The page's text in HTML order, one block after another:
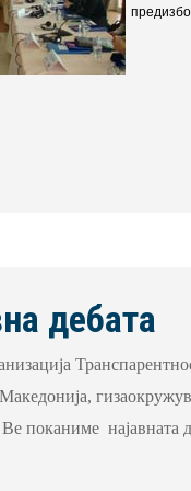
дебата
Ве поканиме